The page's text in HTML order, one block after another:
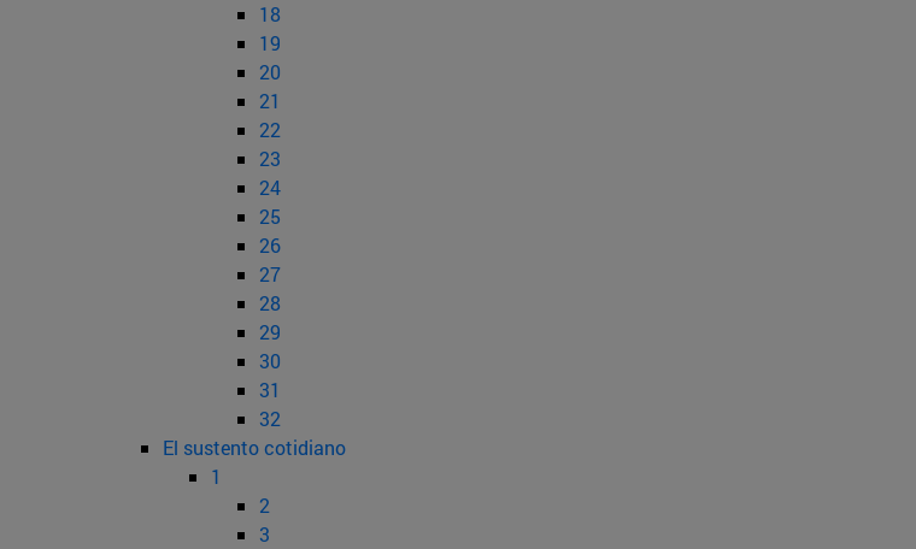
18
19
20
21
22
23
24
25
26
27
28
29
30
31
32
El sustento cotidiano
1
2
3